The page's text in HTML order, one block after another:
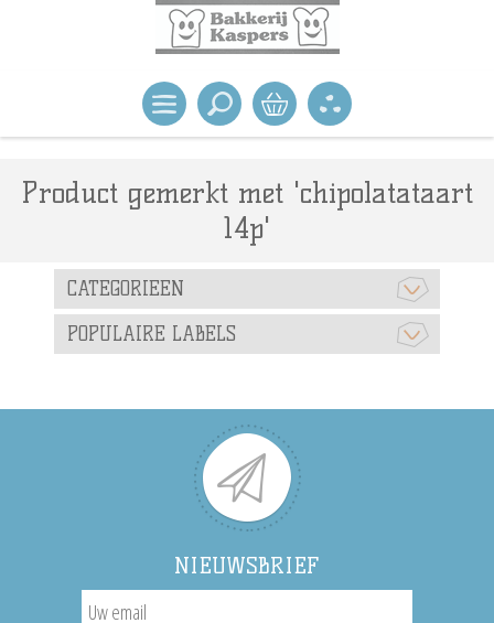
Product gemerkt met 'chipolatataart
14p'
CATEGORIEEN
POPULAIRE LABELS
NIEUWSBRIEF